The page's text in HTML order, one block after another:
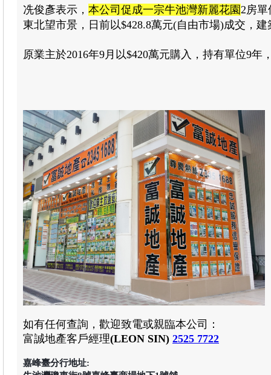
冼俊彥表示， 本公司促成一宗牛池灣新麗花園2房單
東北望市景，日前以$428.8萬元(自由市場)成交，
原業主於2016年9月以$420萬元購入，持有單位9
如有任何查詢，歡迎致電或親臨本公司：
富誠地產客戶經理(LEON SIN) 2525 7722
嘉峰臺分行地址: